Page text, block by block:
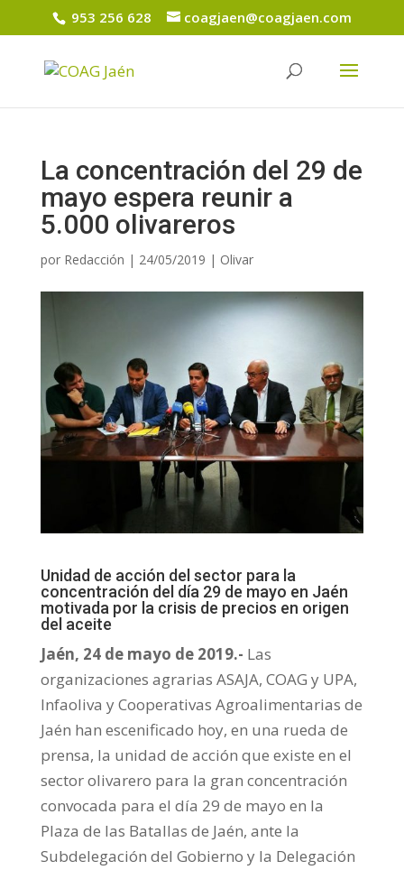
953 256 628 coagjaen@coagjaen.com
La concentración del 29 de
mayo espera reunir a
5.000 olivareros
por Redacción | 24/05/2019 | Olivar
Unidad de acción del sector para la
concentración del día 29 de mayo en Jaén
motivada por la crisis de precios en origen
del aceite
Jaén, 24 de mayo de 2019.- Las
organizaciones agrarias ASAJA, COAG y UPA,
Infaoliva y Cooperativas Agroalimentarias de
Jaén han escenificado hoy, en una rueda de
prensa, la unidad de acción que existe en el
sector olivarero para la gran concentración
convocada para el día 29 de mayo en la
Plaza de las Batallas de Jaén, ante la
Subdelegación del Gobierno y la Delegación